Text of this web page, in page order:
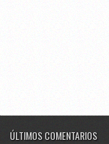
ÚLTIMOS COMENTARIOS